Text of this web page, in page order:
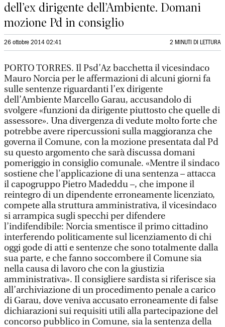
dell’ex dirigente dell’Ambiente. Domani
mozione Pd in consiglio
26 ottobre 2014 02:41 2 MINUTI DI LETTURA
PORTO TORRES. Il Psd’Az bacchetta il vicesindaco
Mauro Norcia per le affermazioni di alcuni giorni fa
sulle sentenze riguardanti l’ex dirigente
dell’Ambiente Marcello Garau, accusandolo di
svolgere «funzioni da dirigente piuttosto che quelle di
assessore». Una divergenza di vedute molto forte che
potrebbe avere ripercussioni sulla maggioranza che
governa il Comune, con la mozione presentata dal Pd
su questo argomento che sarà discussa domani
pomeriggio in consiglio comunale. «Mentre il sindaco
sostiene che l’applicazione di una sentenza – attacca
il capogruppo Pietro Madeddu –, che impone il
reintegro di un dipendente erroneamente licenziato,
compete alla struttura amministrativa, il vicesindaco
si arrampica sugli specchi per difendere
l’indifendibile: Norcia smentisce il primo cittadino
interferendo politicamente sul licenziamento di chi
oggi gode di atti e sentenze che sono totalmente dalla
sua parte, e che fanno soccombere il Comune sia
nella causa di lavoro che con la giustizia
amministrativa». Il consigliere sardista si riferisce sia
all’archiviazione di un procedimento penale a carico
di Garau, dove veniva accusato erroneamente di false
dichiarazioni sui requisiti utili alla partecipazione del
concorso pubblico in Comune, sia la sentenza della